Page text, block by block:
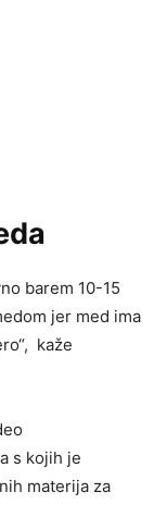
barem 10-15
jer med ima
kaže
s kojih je
materija za